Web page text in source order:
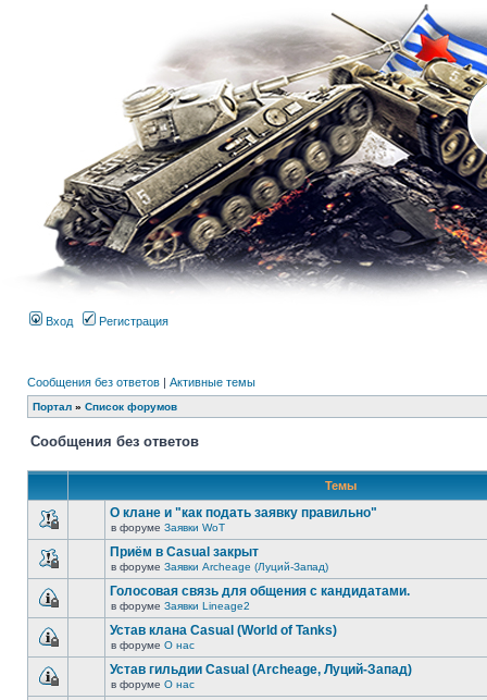
Вход Регистрация
Сообщения без ответов | Активные темы
Портал » Список форумов
Сообщения без ответов
Темы
О клане и "как подать заявку правильно"
в форуме Заявки WoT
Приём в Casual закрыт
в форуме Заявки Archeage (Луций-Запад)
Голосовая связь для общения с кандидатами.
в форуме Заявки Lineage2
Устав клана Casual (World of Tanks)
в форуме О нас
Устав гильдии Casual (Archeage, Луций-Запад)
в форуме О нас